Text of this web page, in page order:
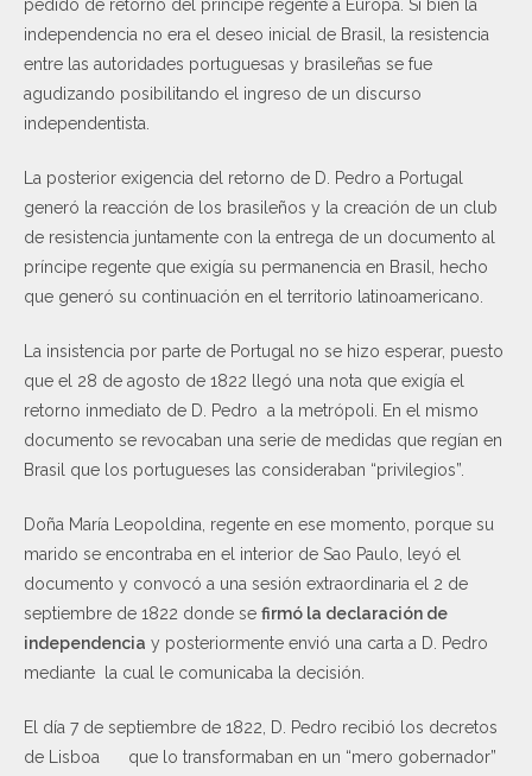
pedido de retorno del príncipe regente a Europa. Si bien la
independencia no era el deseo inicial de Brasil, la resistencia
entre las autoridades portuguesas y brasileñas se fue
agudizando posibilitando el ingreso de un discurso
independentista.
La posterior exigencia del retorno de D. Pedro a Portugal
generó la reacción de los brasileños y la creación de un club
de resistencia juntamente con la entrega de un documento al
príncipe regente que exigía su permanencia en Brasil, hecho
que generó su continuación en el territorio latinoamericano.
La insistencia por parte de Portugal no se hizo esperar, puesto
que el 28 de agosto de 1822 llegó una nota que exigía el
retorno inmediato de D. Pedro a la metrópoli. En el mismo
documento se revocaban una serie de medidas que regían en
Brasil que los portugueses las consideraban “privilegios”.
Doña María Leopoldina, regente en ese momento, porque su
marido se encontraba en el interior de Sao Paulo, leyó el
documento y convocó a una sesión extraordinaria el 2 de
septiembre de 1822 donde se firmó la declaración de
independencia y posteriormente envió una carta a D. Pedro
mediante la cual le comunicaba la decisión.
El día 7 de septiembre de 1822, D. Pedro recibió los decretos
de Lisboa que lo transformaban en un “mero gobernador”